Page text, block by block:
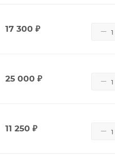
17 300 ₽
25 000 ₽
11 250 ₽